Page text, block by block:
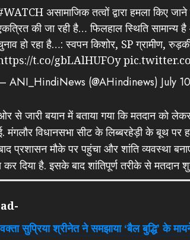
असामाजिक तत्वों द्वारा हमला किए
की जा रही है… फिलहाल स्थिति सामान्य
हो रहा है…: स्वपन किशोर, SP ग्रामीण, रुड़की,
t.co/gbLAlHUFOy
ANI_HindiNews (@AHindinews) July
से जारी बयान में बताया गया कि मतदान को
मंगलौर विधानसभा सीट के लिब्बरहेड़ी के बूथ
प्रशासन मौके पर पहुंचा और शांति व्यवस्था
कर दिया है. इसके बाद शांतिपूर्ण तरीके से मतदान
सुप्रिया श्रीनेत ने समझाया ‘बैल बुद्धि’ के